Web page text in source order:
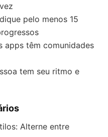
pelo menos 15
apps têm comunidades
tem seu ritmo e
Alterne entre